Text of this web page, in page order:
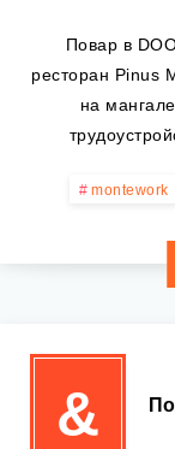
Повар в
ресторан Pinus
на
montework
&